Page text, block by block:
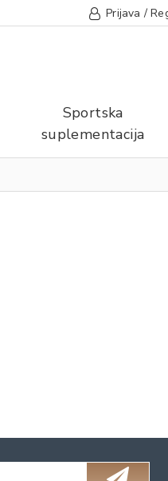
Prijava /
Sportska
suplementacija